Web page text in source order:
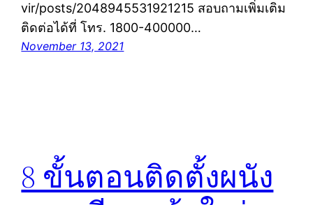
vir/posts/2048945531921215 สอบถามเพิ่มเติม
ติดต่อได้ที่ โทร. 1800-400000…
November 13, 2021
8 ขั้นตอนติดตั้งผนัง